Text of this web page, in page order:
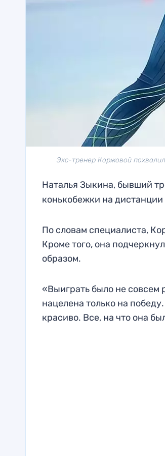
Экс-тренер Коржовой
Наталья Зыкина, бывший
конькобежки на
По словам специалиста,
Кроме того, она
образом.
«Выиграть было не совсем
нацелена только на
красиво. Все, на что она